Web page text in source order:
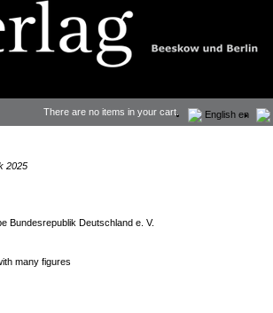
English en
There are no items in your cart.
2025
Bundesrepublik Deutschland e. V.
many figures